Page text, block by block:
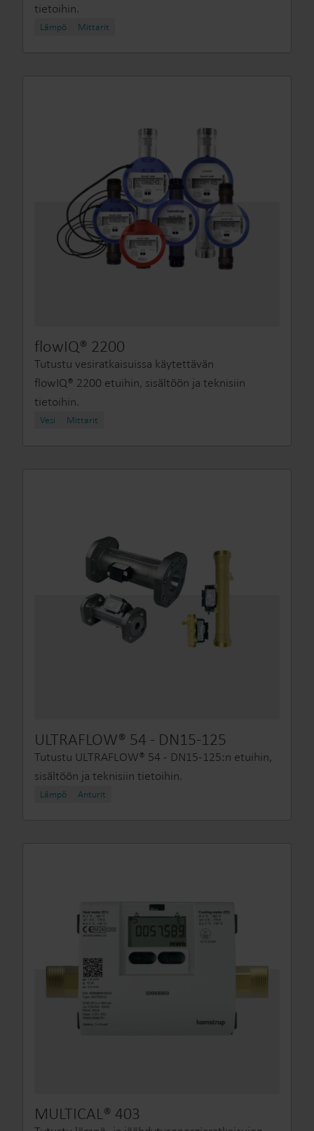
tietoihin.
Lämpö Mittarit
flowIQ® 2200
Tutustu vesiratkaisuissa käytettävän
flowIQ® 2200 etuihin, sisältöön ja teknisiin
tietoihin.
Vesi Mittarit
ULTRAFLOW® 54 - DN15-125
Tutustu ULTRAFLOW® 54 - DN15-125:n etuihin,
sisältöön ja teknisiin tietoihin.
Lämpö Anturit
MULTICAL® 403